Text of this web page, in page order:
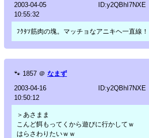
2003-04-05
10:55:32
ID:y2QBhI7NXE
ﾌｸﾀｿ筋肉の塊。マッチョなアニキヘ一直線！
🐾 1857 ＠ なまず
2003-04-16
10:50:12
ID:y2QBhI7NXE
＞あさまま
こんど餌もってくから遊びに行かしてｗ
はらさわりたいｗｗ